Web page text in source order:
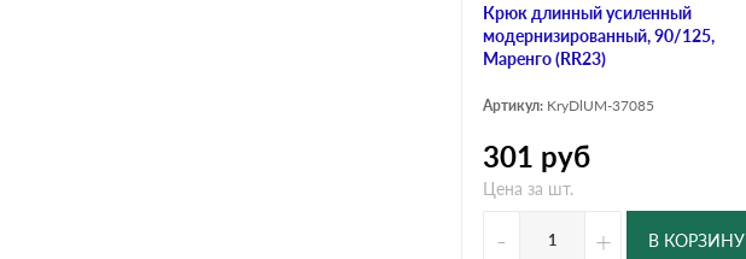
Крюк длинный усиленный
модернизированный, 90/125,
Маренго (RR23)
Артикул: KryDlUM-37085
301 руб
Цена за шт.
- + В КОРЗИНУ